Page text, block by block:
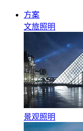
方案
文旅照明
景观照明